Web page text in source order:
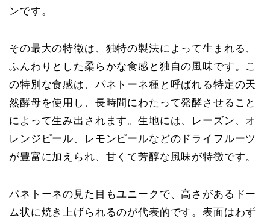
ンです。
その最大の特徴は、独特の製法によって生まれる、
ふんわりとした柔らかな食感と独自の風味です。こ
の特別な食感は、パネトーネ種と呼ばれる特定の天
然酵母を使用し、長時間にわたって発酵させること
によって生み出されます。生地には、レーズン、オ
レンジピール、レモンピールなどのドライフルーツ
が豊富に加えられ、甘くて芳醇な風味が特徴です。
パネトーネの見た目もユニークで、高さがあるドー
ム状に焼き上げられるのが代表的です。表面はわず